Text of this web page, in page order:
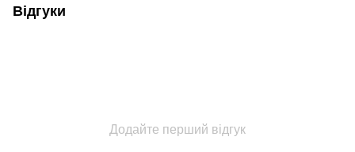
Відгуки
Додайте перший відгук